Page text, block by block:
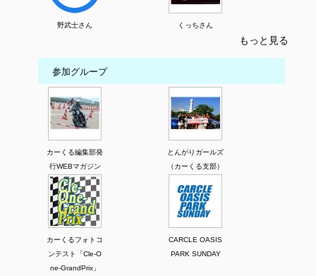
野武士さん くっちさん
もっと見る
参加グループ
カーくる編集部発
行WEBマガジン
とんがりガールズ
（カーくる支部）
カーくるフォトコ
ンテスト「Cle-O
ne-GrandPrix」
CARCLE OASIS
PARK SUNDAY